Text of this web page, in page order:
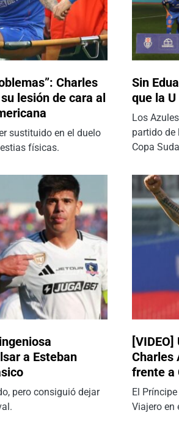
Charles
lesión de cara al
sustituido en el duelo
físicas.
Sin
que la
Los
partido de
Copa
a Esteban
pero consiguió dejar
Charles
frente a
El
Viajero en